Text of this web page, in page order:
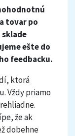
tovar po
sklade
ešte do
feedbacku.
ktorá
Vždy priamo
že ak
dobehne